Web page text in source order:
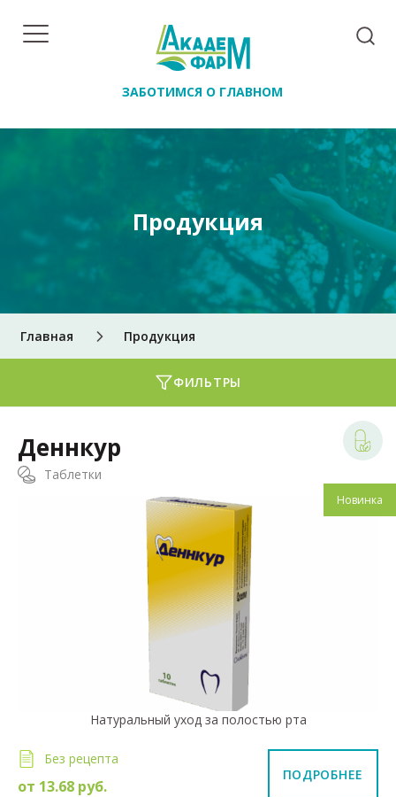
ЗАБОТИМСЯ О ГЛАВНОМ
Главная Продукция
Продукция
ФИЛЬТРЫ
Деннкур
Таблетки
Новинка
Натуральный уход за полостью рта
Без рецепта
от 13.68 руб.
ПОДРОБНЕЕ